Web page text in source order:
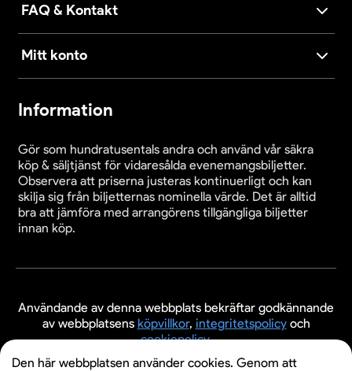
FAQ & Kontakt
Mitt konto
Information
Gör som hundratusentals andra och använd vår säkra
köp & säljtjänst för vidaresålda evenemangsbiljetter.
Observera att priserna justeras kontinuerligt och kan
skilja sig från biljetternas nominella värde. Det är alltid
bra att jämföra med arrangörens tillgängliga biljetter
innan köp.
Användande av denna webbplats bekräftar godkännande
av webbplatsens köpvillkor, integritetspolicyoch
cookiepolicy.
Den här webbplatsen använder cookies. Genom att